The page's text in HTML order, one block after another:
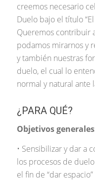
creemos necesario
Duelo bajo el título
Queremos contribuir
podamos mirarnos y
y también nuestras
duelo, el cual lo
normal y natural ante
¿PARA QUÉ?
Objetivos
• Sensibilizar y dar a
los procesos de
el fin de “dar